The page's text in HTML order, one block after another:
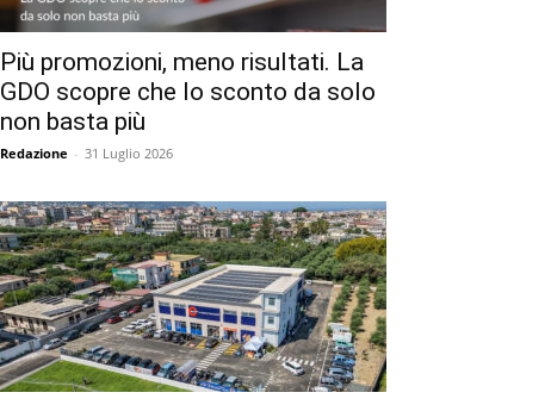
Più promozioni, meno risultati. La
GDO scopre che lo sconto da solo
non basta più
Redazione - 31 Luglio 2026